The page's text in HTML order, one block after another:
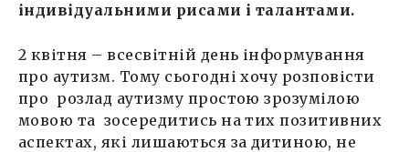
індивідуальними рисами і талантами.
2 квітня – всесвітній день інформування
про аутизм. Тому сьогодні хочу розповісти
про розлад аутизму простою зрозумілою
мовою та зосередитись на тих позитивних
аспектах, які лишаються за дитиною, не